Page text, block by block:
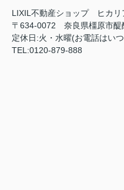
LIXIL不動産ショップ ヒカリ
〒634-0072 奈良県橿原市醍
定休日:火・水曜(お電話はい
TEL:0120-879-888